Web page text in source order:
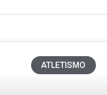
ATLETISMO